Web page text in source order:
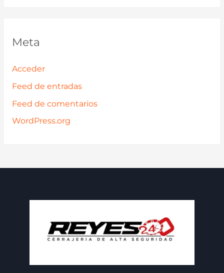
Meta
Acceder
Feed de entradas
Feed de comentarios
WordPress.org